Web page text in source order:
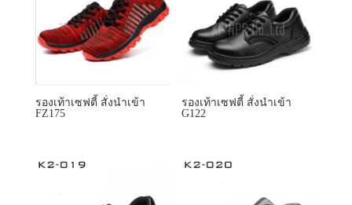
รองเท้าเซฟตี้ สั่งนำเข้า K2-
รองเท้าเซฟตี้ สั่งนำเข้า K2-